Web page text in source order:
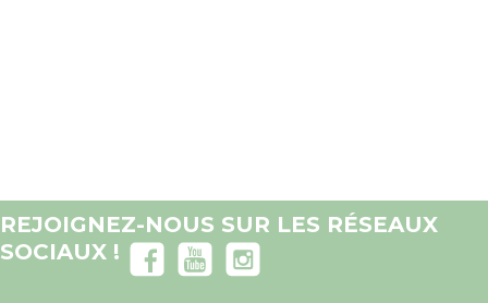
REJOIGNEZ-NOUS SUR LES RÉSEAUX
SOCIAUX !